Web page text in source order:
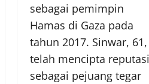
sebagai pemimpin
Hamas di Gaza pada
tahun 2017. Sinwar, 61,
telah mencipta reputasi
sebagai pejuang tegar